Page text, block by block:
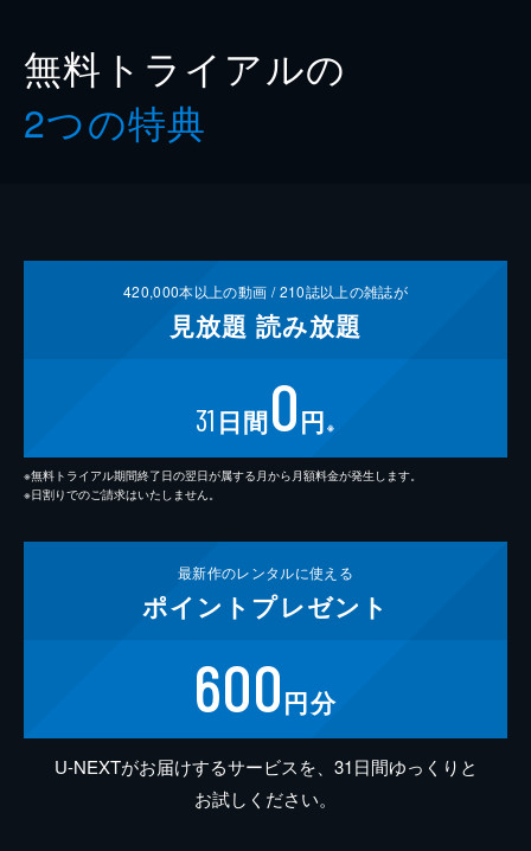
無料トライアルの
2つの特典
420,000本以上の動画 /210誌以上の雑誌が
見放題 読み放題
31 日間0円 ※
※無料トライアル期間終了日の翌日が属する月から月額料金が発生します。
※日割りでのご請求はいたしません。
最新作のレンタルに使える
ポイント プレゼント
600円分
U-NEXTがお届けするサービスを、31日間ゆっくりと
お試しください。